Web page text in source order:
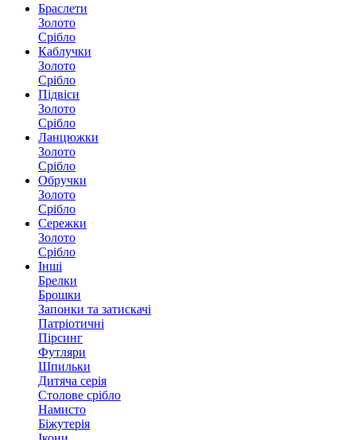
Браслети
Золото
Срібло
Каблучки
Золото
Срібло
Підвіси
Золото
Срібло
Ланцюжки
Золото
Срібло
Обручки
Золото
Срібло
Сережки
Золото
Срібло
Інші
Брелки
Брошки
Запонки та затискачі
Патріотичні
Пірсинг
Футляри
Шпильки
Дитяча серія
Столове срібло
Намисто
Біжутерія